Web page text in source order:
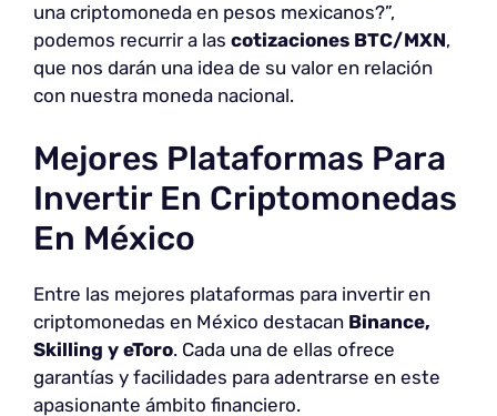
una criptomoneda en pesos mexicanos?”,
podemos recurrir a las cotizaciones BTC/MXN,
que nos darán una idea de su valor en relación
con nuestra moneda nacional.
Mejores Plataformas Para
Invertir En Criptomonedas
En México
Entre las mejores plataformas para invertir en
criptomonedas en México destacan Binance,
Skilling y eToro. Cada una de ellas ofrece
garantías y facilidades para adentrarse en este
apasionante ámbito financiero.